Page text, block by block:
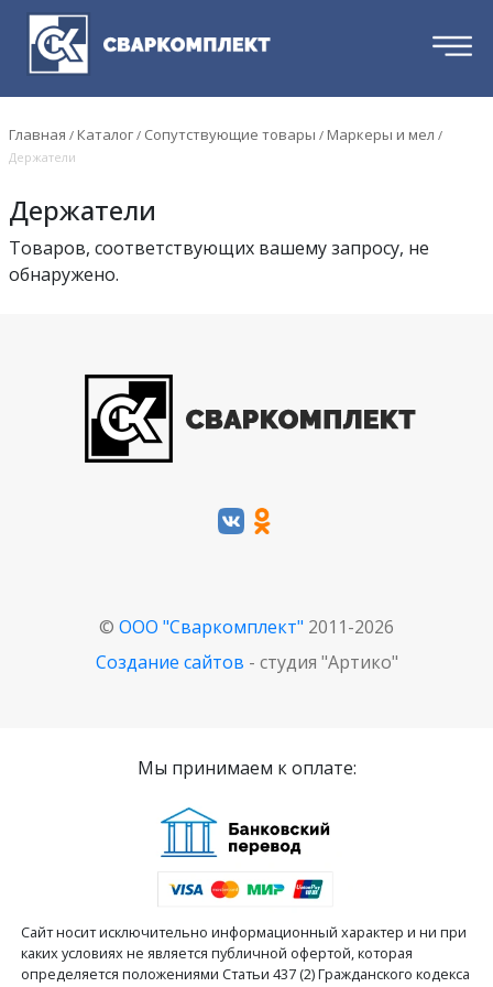
Главная / Каталог / Сопутствующие товары / Маркеры и мел /
Держатели
Держатели
Товаров, соответствующих вашему запросу, не
обнаружено.
© ООО "Сваркомплект" 2011-2026
Создание сайтов - студия "Артико"
Мы принимаем к оплате:
Сайт носит исключительно информационный характер и ни при
каких условиях не является публичной офертой, которая
определяется положениями Статьи 437 (2) Гражданского кодекса